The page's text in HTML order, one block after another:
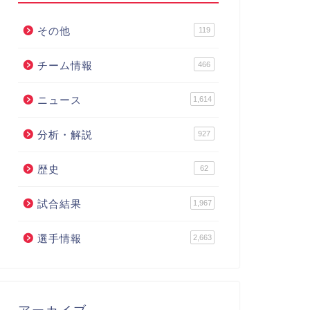
その他 119
チーム情報 466
ニュース 1,614
分析・解説 927
歴史 62
試合結果 1,967
選手情報 2,663